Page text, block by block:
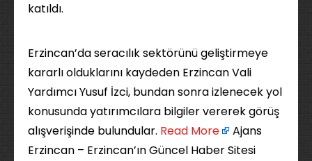
katıldı.
Erzincan’da seracılık sektörünü geliştirmeye
kararlı olduklarını kaydeden Erzincan Vali
Yardımcı Yusuf İzci, bundan sonra izlenecek yol
konusunda yatırımcılara bilgiler vererek görüş
alışverişinde bulundular. ​ Read More
Ajans
Erzincan – Erzincan’ın Güncel Haber Sitesi